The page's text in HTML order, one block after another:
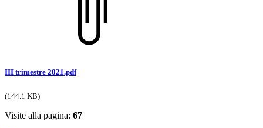
III trimestre 2021.pdf
(144.1 KB)
Visite alla pagina: 67